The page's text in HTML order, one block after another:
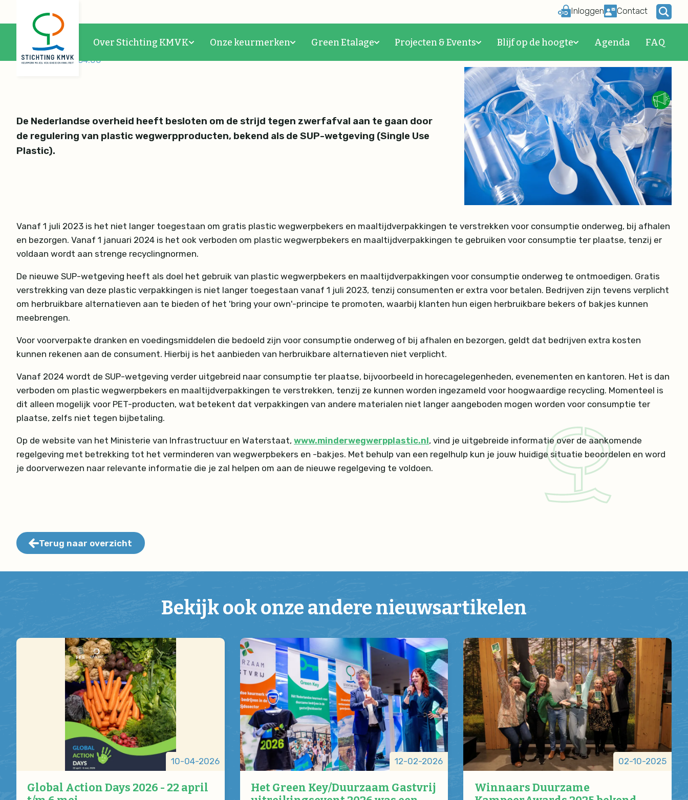
Inloggen Contact
Over Stichting KMVK Onze keurmerken Green Etalage Projecten & Events Blijf op de hoogte Agenda FAQ
De nieuwe Single Use Plastic wetgeving gaat van kracht in 2024
09-10-2023 10:54:00
De Nederlandse overheid heeft besloten om de strijd tegen zwerfafval aan te gaan door
de regulering van plastic wegwerpproducten, bekend als de SUP-wetgeving (Single Use
Plastic).
Vanaf 1 juli 2023 is het niet langer toegestaan om gratis plastic wegwerpbekers en maaltijdverpakkingen te verstrekken voor consumptie onderweg, bij afhalen
en bezorgen. Vanaf 1 januari 2024 is het ook verboden om plastic wegwerpbekers en maaltijdverpakkingen te gebruiken voor consumptie ter plaatse, tenzij er
voldaan wordt aan strenge recyclingnormen.
De nieuwe SUP-wetgeving heeft als doel het gebruik van plastic wegwerpbekers en maaltijdverpakkingen voor consumptie onderweg te ontmoedigen. Gratis
verstrekking van deze plastic verpakkingen is niet langer toegestaan vanaf 1 juli 2023, tenzij consumenten er extra voor betalen. Bedrijven zijn tevens verplicht
om herbruikbare alternatieven aan te bieden of het 'bring your own'-principe te promoten, waarbij klanten hun eigen herbruikbare bekers of bakjes kunnen
meebrengen.
Voor voorverpakte dranken en voedingsmiddelen die bedoeld zijn voor consumptie onderweg of bij afhalen en bezorgen, geldt dat bedrijven extra kosten
kunnen rekenen aan de consument. Hierbij is het aanbieden van herbruikbare alternatieven niet verplicht.
Vanaf 2024 wordt de SUP-wetgeving verder uitgebreid naar consumptie ter plaatse, bijvoorbeeld in horecagelegenheden, evenementen en kantoren. Het is dan
verboden om plastic wegwerpbekers en maaltijdverpakkingen te verstrekken, tenzij ze kunnen worden ingezameld voor hoogwaardige recycling. Momenteel is
dit alleen mogelijk voor PET-producten, wat betekent dat verpakkingen van andere materialen niet langer aangeboden mogen worden voor consumptie ter
plaatse, zelfs niet tegen bijbetaling.
Op de website van het Ministerie van Infrastructuur en Waterstaat, www.minderwegwerpplastic.nl, vind je uitgebreide informatie over de aankomende
regelgeving met betrekking tot het verminderen van wegwerpbekers en -bakjes. Met behulp van een regelhulp kun je jouw huidige situatie beoordelen en word
je doorverwezen naar relevante informatie die je zal helpen om aan de nieuwe regelgeving te voldoen.
Terug naar overzicht
Bekijk ook onze andere nieuwsartikelen
10-04-2026
Global Action Days 2026 - 22 april
12-02-2026
Het Green Key/Duurzaam Gastvrij
02-10-2025
Winnaars Duurzame